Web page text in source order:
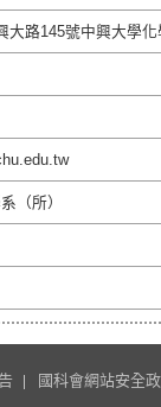
大路145號中興大學化
（所）
國科會網站安全